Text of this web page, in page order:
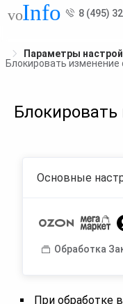
8 (495)
Параметры
Блокировать изменение
Блокировать
Основные
Обработка
При обработке